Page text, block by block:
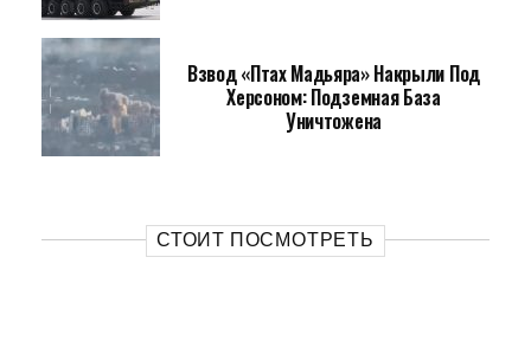
Взвод «Птах Мадьяра» Накрыли Под
Херсоном: Подземная База
Уничтожена
СТОИТ ПОСМОТРЕТЬ